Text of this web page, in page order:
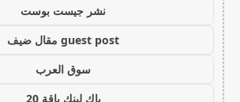
نشر جيست بوست
guest post مقال ضيف
سوق العرب
باك لينك باقة 20